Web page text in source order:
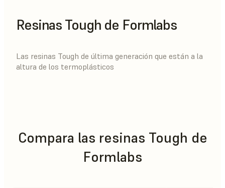
Resinas Tough de Formlabs
Las resinas Tough de última generación que están a la
altura de los termoplásticos
Compara las resinas Tough de
Formlabs